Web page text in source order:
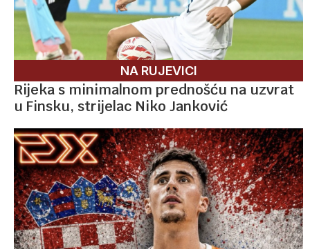
NA RUJEVICI
Rijeka s minimalnom prednošću na uzvrat
u Finsku, strijelac Niko Janković